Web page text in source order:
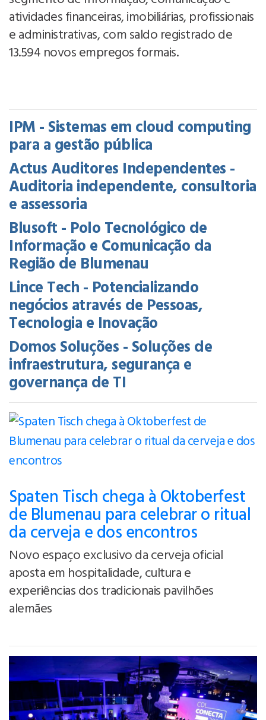
atividades financeiras, imobiliárias, profissionais
e administrativas, com saldo registrado de
13.594 novos empregos formais.
IPM - Sistemas em cloud computing
para a gestão pública
Actus Auditores Independentes -
Auditoria independente, consultoria
e assessoria
Blusoft - Polo Tecnológico de
Informação e Comunicação da
Região de Blumenau
Lince Tech - Potencializando
negócios através de Pessoas,
Tecnologia e Inovação
Domos Soluções - Soluções de
infraestrutura, segurança e
governança de TI
Spaten Tisch chega à Oktoberfest
de Blumenau para celebrar o ritual
da cerveja e dos encontros
Novo espaço exclusivo da cerveja oficial
aposta em hospitalidade, cultura e
experiências dos tradicionais pavilhões
alemães